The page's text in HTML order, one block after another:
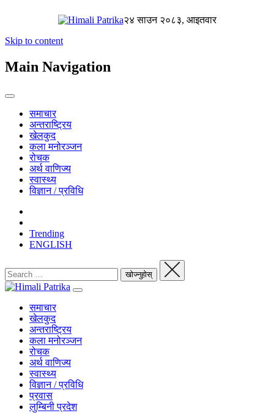
२४ साउन २०८३, आइतवार
Skip to content
Main Navigation
समाचार
अन्तराष्ट्रिय
खेलकुद
कला मनोरञ्जन
रोचक
अर्थ वाणिज्य
स्वास्थ्य
विज्ञान / प्रविधि
Trending
ENGLISH
समाचार
खेलकुद
अन्तराष्ट्रिय
कला मनोरञ्जन
रोचक
अर्थ वाणिज्य
स्वास्थ्य
विज्ञान / प्रविधि
प्रवास
लुम्बिनी प्रदेश